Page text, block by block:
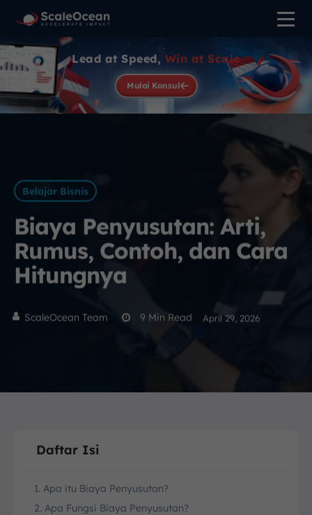
Lead at Speed, Win at Scale
Mulai Konsul
Belajar Bisnis
Biaya Penyusutan: Arti,
Rumus, Contoh, dan Cara
Hitungnya
ScaleOcean Team 9 Min Read April 29, 2026
Daftar Isi
1. Apa itu Biaya Penyusutan?
2. Apa Fungsi Biaya Penyusutan?